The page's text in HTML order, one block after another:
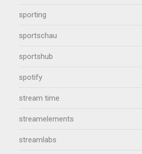
sporting
sportschau
sportshub
spotify
stream time
streamelements
streamlabs